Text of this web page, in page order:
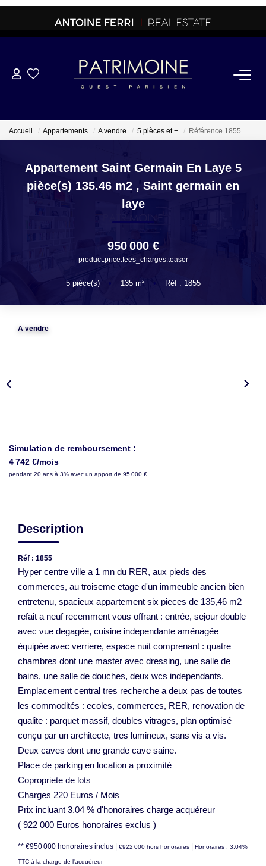
ACHETER
OFF MARKET
NORMANDIE/LA BAULE
BRETAGNE
NOTRE AGENCE
Accueil Appartements A vendre 5 pièces et + Référence 1855
Appartement Saint Germain En Laye 5
pièce(s) 135.46 m2 , Saint germain en
laye
950 000 €
product.price.fees_charges.teaser
5pièce(s) 135m² Réf : 1855
A vendre
Simulation de remboursement :
4 742 €/mois
pendant 20 ans à 3% avec un apport de 95 000 €
Description
Réf : 1855
Hyper centre ville a 1 mn du RER, aux pieds des
commerces, au troiseme etage d'un immeuble ancien bien
entretenu, spacieux appartement six pieces de 135,46 m2
refait a neuf recemment vous offrant : entrée, sejour double
avec vue degagée, cuisine independante aménagée
équipée avec verriere, espace nuit comprenant : quatre
chambres dont une master avec dressing, une salle de
bains, une salle de douches, deux wcs independants.
Emplacement central tres recherche a deux pas de toutes
les commodités : ecoles, commerces, RER, renovation de
qualite : parquet massif, doubles vitrages, plan optimisé
conçu par un architecte, tres lumineux, sans vis a vis.
Deux caves dont une grande cave saine.
Place de parking en location a proximité
Copropriete de lots
Charges 220 Euros / Mois
Prix incluant 3.04 % d'honoraires charge acquéreur
( 922 000 Euros honoraires exclus )
** €950 000 honoraires inclus | €922 000 hors honoraires | Honoraires : 3.04%
TTC à la charge de l'acquéreur